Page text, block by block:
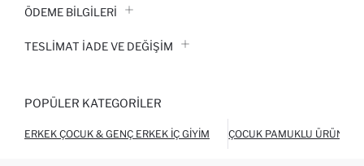
ÖDEME BİLGİLERİ
TESLIMAT İADE VE DEĞIŞIM
POPÜLER KATEGORILER
ERKEK ÇOCUK & GENÇ ERKEK İÇ GIYIM ÇOCUK PAMUKLU ÜRÜNLER